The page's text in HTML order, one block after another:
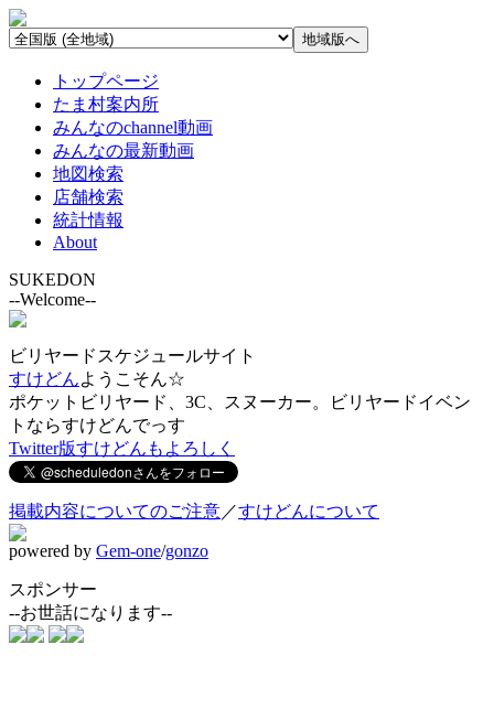
トップページ
たま村案内所
みんなのchannel動画
みんなの最新動画
地図検索
店舗検索
統計情報
About
SUKEDON
--Welcome--
ビリヤードスケジュールサイト
すけどんようこそん☆
ポケットビリヤード、3C、スヌーカー。ビリヤードイベン
トならすけどんでっす
Twitter版すけどんもよろしく
掲載内容についてのご注意／すけどんについて
powered by Gem-one/gonzo
スポンサー
--お世話になります--